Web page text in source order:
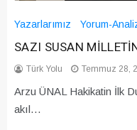
Yazarlarımız Yorum-
SAZI SUSAN
Türk Yolu Temmuz 28,
Arzu ÜNAL Hakikatin İlk
akıl…